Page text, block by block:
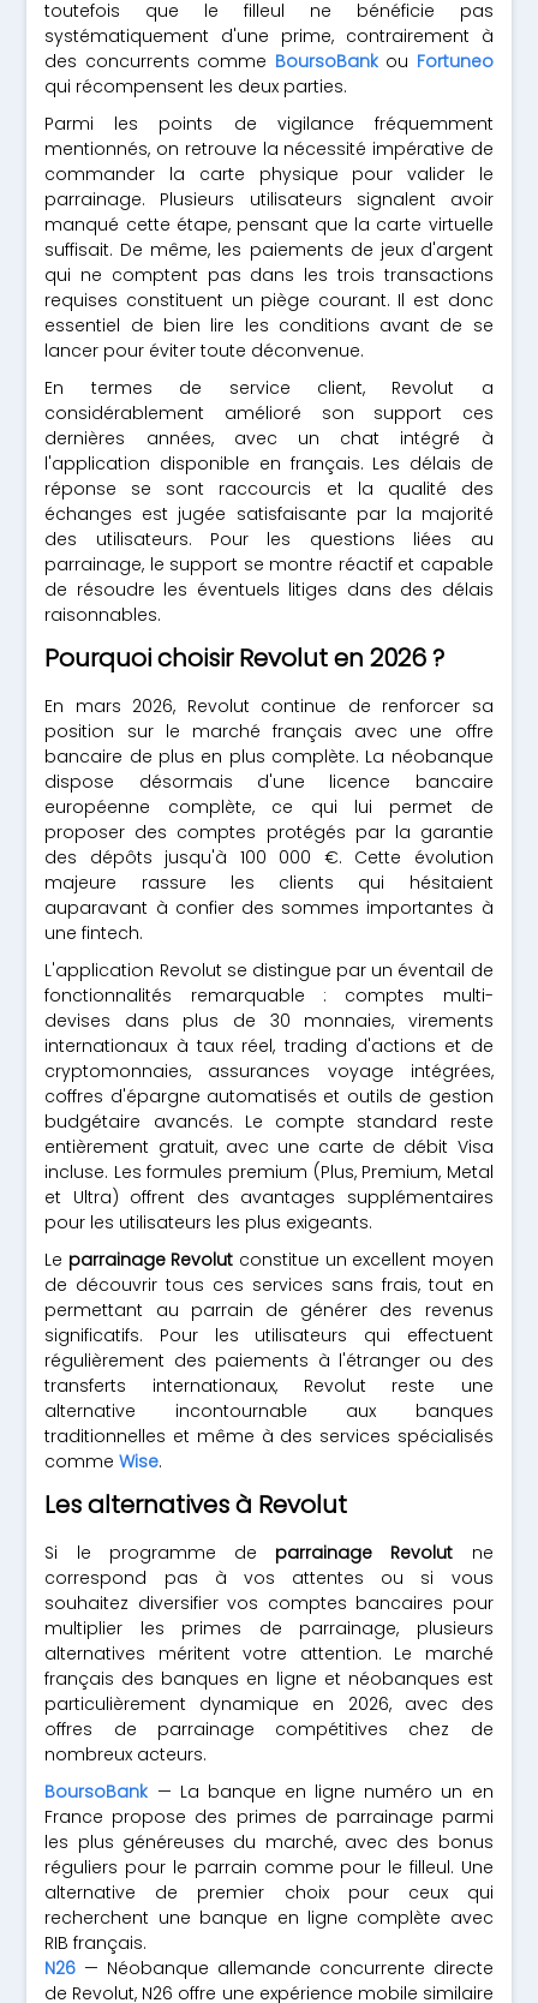
toutefois que le filleul ne bénéficie pas
systématiquement d'une prime, contrairement à
des concurrents comme BoursoBankou Fortuneo
qui récompensent les deux parties.
Parmi les points de vigilance fréquemment
mentionnés, on retrouve la nécessité impérative de
commander la carte physique pour valider le
parrainage. Plusieurs utilisateurs signalent avoir
manqué cette étape, pensant que la carte virtuelle
suffisait. De même, les paiements de jeux d'argent
qui ne comptent pas dans les trois transactions
requises constituent un piège courant. Il est donc
essentiel de bien lire les conditions avant de se
lancer pour éviter toute déconvenue.
En termes de service client, Revolut a
considérablement amélioré son support ces
dernières années, avec un chat intégré à
l'application disponible en français. Les délais de
réponse se sont raccourcis et la qualité des
échanges est jugée satisfaisante par la majorité
des utilisateurs. Pour les questions liées au
parrainage, le support se montre réactif et capable
de résoudre les éventuels litiges dans des délais
raisonnables.
Pourquoi choisir Revolut en 2026 ?
En mars 2026, Revolut continue de renforcer sa
position sur le marché français avec une offre
bancaire de plus en plus complète. La néobanque
dispose désormais d'une licence bancaire
européenne complète, ce qui lui permet de
proposer des comptes protégés par la garantie
des dépôts jusqu'à 100 000 €. Cette évolution
majeure rassure les clients qui hésitaient
auparavant à confier des sommes importantes à
une fintech.
L'application Revolut se distingue par un éventail de
fonctionnalités remarquable : comptes multi-
devises dans plus de 30 monnaies, virements
internationaux à taux réel, trading d'actions et de
cryptomonnaies, assurances voyage intégrées,
coffres d'épargne automatisés et outils de gestion
budgétaire avancés. Le compte standard reste
entièrement gratuit, avec une carte de débit Visa
incluse. Les formules premium (Plus, Premium, Metal
et Ultra) offrent des avantages supplémentaires
pour les utilisateurs les plus exigeants.
Le parrainage Revolut constitue un excellent moyen
de découvrir tous ces services sans frais, tout en
permettant au parrain de générer des revenus
significatifs. Pour les utilisateurs qui effectuent
régulièrement des paiements à l'étranger ou des
transferts internationaux, Revolut reste une
alternative incontournable aux banques
traditionnelles et même à des services spécialisés
commeWise.
Les alternatives à Revolut
Si le programme de parrainage Revolut ne
correspond pas à vos attentes ou si vous
souhaitez diversifier vos comptes bancaires pour
multiplier les primes de parrainage, plusieurs
alternatives méritent votre attention. Le marché
français des banques en ligne et néobanques est
particulièrement dynamique en 2026, avec des
offres de parrainage compétitives chez de
nombreux acteurs.
BoursoBank — La banque en ligne numéro un en
France propose des primes de parrainage parmi
les plus généreuses du marché, avec des bonus
réguliers pour le parrain comme pour le filleul. Une
alternative de premier choix pour ceux qui
recherchent une banque en ligne complète avec
RIB français.
N26 — Néobanque allemande concurrente directe
de Revolut, N26 offre une expérience mobile similaire